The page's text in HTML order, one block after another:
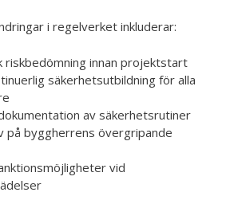
i regelverket inkluderar:
riskbedömning innan projektstart
säkerhetsutbildning för alla
av säkerhetsrutiner
på byggherrens övergripande
vid